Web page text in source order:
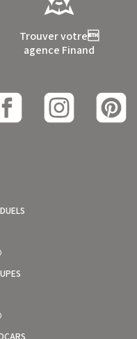
Trouver votre
agence Finand